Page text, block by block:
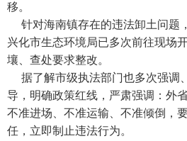
移。
针对海南镇存在的违法卸土问题
兴化市生态环境局已多次前往现场
壤、查处要求整改。
据了解市级执法部门也多次强调
导，明确政策红线，严肃强调：外
不准进场、不准运输、不准倾倒，
任，立即制止违法行为。